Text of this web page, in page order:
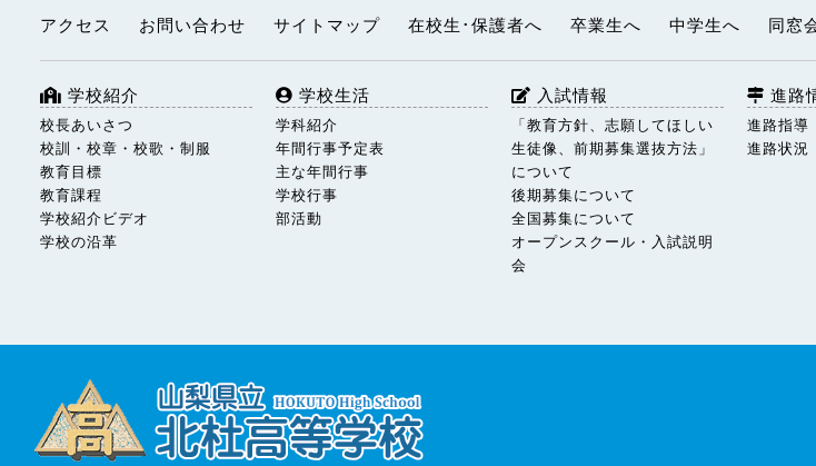
アクセス お問い合わせ サイトマップ 在校生･保護者へ 卒業生へ 中学生へ 同窓
学校紹介
校長あいさつ
校訓・校章・校歌・制服
教育目標
教育課程
学校紹介ビデオ
学校の沿革
学校生活
学科紹介
年間行事予定表
主な年間行事
学校行事
部活動
入試情報
「教育方針、志願してほしい
生徒像、前期募集選抜方法」
について
後期募集について
全国募集について
オープンスクール・入試説明
会
進路
進路指導
進路状況